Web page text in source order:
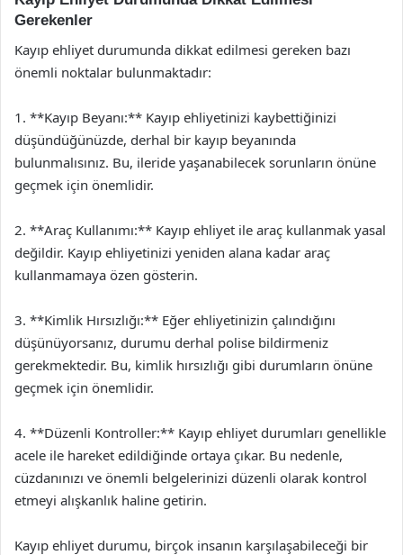
Gerekenler
Kayıp ehliyet durumunda dikkat edilmesi gereken bazı
önemli noktalar bulunmaktadır:
1. **Kayıp Beyanı:** Kayıp ehliyetinizi kaybettiğinizi
düşündüğünüzde, derhal bir kayıp beyanında
bulunmalısınız. Bu, ileride yaşanabilecek sorunların önüne
geçmek için önemlidir.
2. **Araç Kullanımı:** Kayıp ehliyet ile araç kullanmak yasal
değildir. Kayıp ehliyetinizi yeniden alana kadar araç
kullanmamaya özen gösterin.
3. **Kimlik Hırsızlığı:** Eğer ehliyetinizin çalındığını
düşünüyorsanız, durumu derhal polise bildirmeniz
gerekmektedir. Bu, kimlik hırsızlığı gibi durumların önüne
geçmek için önemlidir.
4. **Düzenli Kontroller:** Kayıp ehliyet durumları genellikle
acele ile hareket edildiğinde ortaya çıkar. Bu nedenle,
cüzdanınızı ve önemli belgelerinizi düzenli olarak kontrol
etmeyi alışkanlık haline getirin.
Kayıp ehliyet durumu, birçok insanın karşılaşabileceği bir